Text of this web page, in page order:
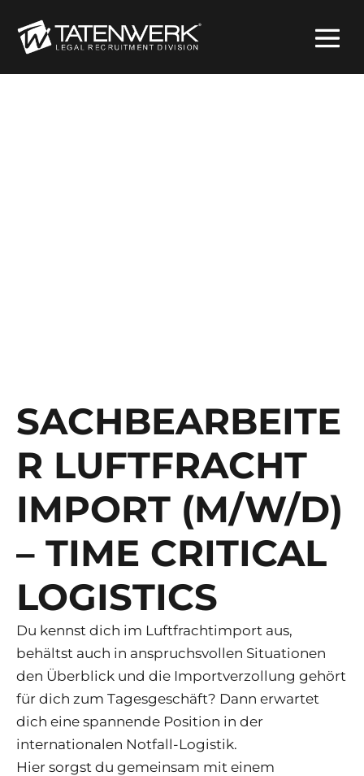
SACHBEARBEITE
R LUFTFRACHT
IMPORT (M/W/D)
– TIME CRITICAL
LOGISTICS
Du kennst dich im Luftfrachtimport aus,
behältst auch in anspruchsvollen Situationen
den Überblick und die Importverzollung gehört
für dich zum Tagesgeschäft? Dann erwartet
dich eine spannende Position in der
internationalen Notfall-Logistik.
Hier sorgst du gemeinsam mit einem